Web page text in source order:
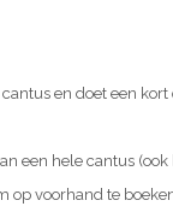
en doet een
een hele cantus
voorhand te